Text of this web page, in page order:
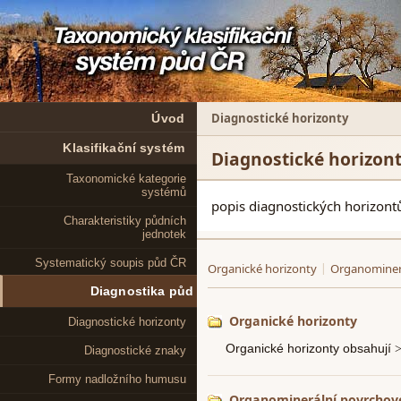
Úvod
Klasifikační systém
Taxonomické kategorie
systémů
Charakteristiky půdních
jednotek
Systematický soupis půd ČR
Diagnostika půd
Diagnostické horizonty
Diagnostické znaky
Formy nadložního humusu
Diagnostické horizonty
Diagnostické
popis diagnostických